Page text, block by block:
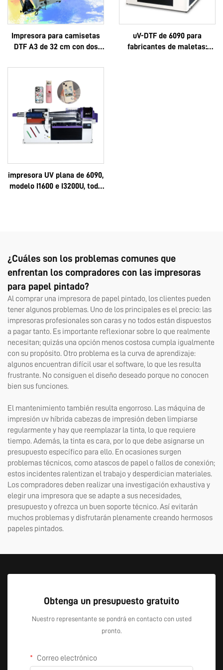
Impresora para camisetas
DTF A3 de 32 cm con dos
cabezales i1600A1
uV-DTF de 6090 para
fabricantes de maletas:
impresora UV plana de 6090,
modelo I1600 e I3200U, todo
¿Cuáles son los problemas comunes que
enfrentan los compradores con las impresoras
para papel pintado?
Al comprar una impresora de papel pintado, los clientes pueden
tener algunos problemas. Uno de los principales es el precio: las
impresoras profesionales son caras y no todos están dispuestos
a pagar tanto. Es importante reflexionar sobre lo que realmente
necesitan; quizás una opción menos costosa cumpla igualmente
con su propósito. Otro problema es la curva de aprendizaje:
algunos encuentran difícil usar el software, lo que les resulta
frustrante. No consiguen el diseño deseado porque no conocen
bien sus funciones.
El mantenimiento también resulta engorroso. Las máquina de
impresión uv híbrida cabezas de impresión deben limpiarse
regularmente y hay que reemplazar la tinta, lo que requiere
tiempo. Además, la tinta es cara, por lo que debe asignarse un
presupuesto específico para ello. En ocasiones surgen
problemas técnicos, como atascos de papel o fallos de conexión;
estos incidentes ralentizan el trabajo y desperdician materiales.
Los compradores deben realizar una investigación exhaustiva y
elegir una impresora que se adapte a sus necesidades,
presupuesto y ofrezca un buen soporte técnico. Así evitarán
muchos problemas y disfrutarán plenamente creando hermosos
papeles pintados.
Obtenga un presupuesto gratuito
Nuestro representante se pondrá en contacto con usted
pronto.
Correo electrónico